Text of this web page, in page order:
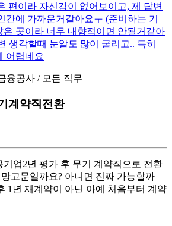
편이라 자신감이 없어보이고, 제 답변
간에 가까운거같아요ㅜ (준비하는 기
은 곳이라 너무 내향적이면 안될거같아
생각할때 눈알도 많이 굴리고.. 특히
어렵네요
융공사 / 모든 직무
계약직전환
기업2년 평가 후 무기 계약직으로 전환
고문일까요? 아니면 진짜 가능할까
1년 재계약이 아닌 아예 처음부터 계약